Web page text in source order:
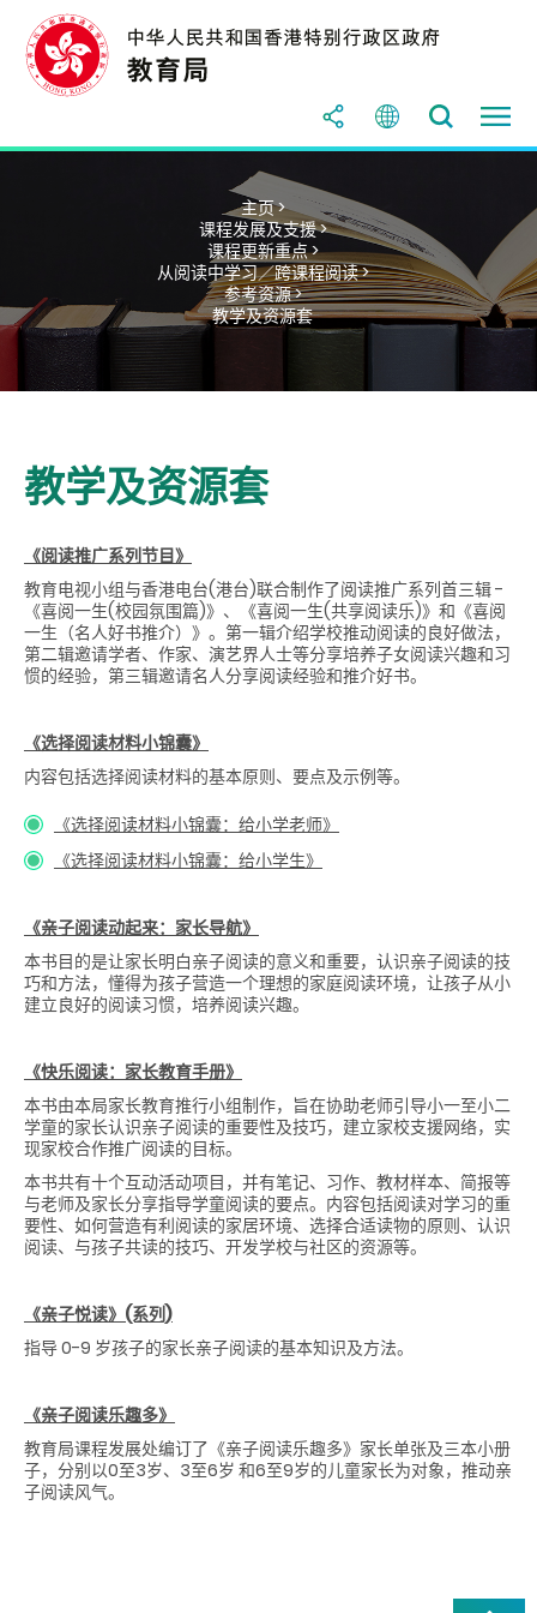
主页 >
课程发展及支援 >
课程更新重点 >
从阅读中学习／跨课程阅读 >
参考资源 >
教学及资源套
教学及资源套
《阅读推广系列节目》
教育电视小组与香港电台(港台)联合制作了阅读推广系列首三辑 -
《喜阅一生(校园氛围篇)》、《喜阅一生(共享阅读乐)》和《喜阅
一生（名人好书推介）》。第一辑介绍学校推动阅读的良好做法，
第二辑邀请学者、作家、演艺界人士等分享培养子女阅读兴趣和习
惯的经验，第三辑邀请名人分享阅读经验和推介好书。
《选择阅读材料小锦囊》
内容包括选择阅读材料的基本原则、要点及示例等。
《选择阅读材料小锦囊：给小学老师》
《选择阅读材料小锦囊：给小学生》
《亲子阅读动起来：家长导航》
本书目的是让家长明白亲子阅读的意义和重要，认识亲子阅读的技
巧和方法，懂得为孩子营造一个理想的家庭阅读环境，让孩子从小
建立良好的阅读习惯，培养阅读兴趣。
《快乐阅读：家长教育手册》
本书由本局家长教育推行小组制作，旨在协助老师引导小一至小二
学童的家长认识亲子阅读的重要性及技巧，建立家校支援网络，实
现家校合作推广阅读的目标。
本书共有十个互动活动项目，并有笔记、习作、教材样本、简报等
与老师及家长分享指导学童阅读的要点。内容包括阅读对学习的重
要性、如何营造有利阅读的家居环境、选择合适读物的原则、认识
阅读、与孩子共读的技巧、开发学校与社区的资源等。
《亲子悦读》(系列)
指导 0-9 岁孩子的家长亲子阅读的基本知识及方法。
《亲子阅读乐趣多》
教育局课程发展处编订了《亲子阅读乐趣多》家长单张及三本小册
子，分别以0至3岁、3至6岁 和6至9岁的儿童家长为对象，推动亲
子阅读风气。